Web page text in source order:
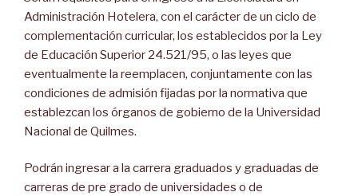
Administración Hotelera, con el carácter de un ciclo de
complementación curricular, los establecidos por la Ley
de Educación Superior 24.521/95, o las leyes que
eventualmente la reemplacen, conjuntamente con las
condiciones de admisión fijadas por la normativa que
establezcan los órganos de gobierno de la Universidad
Nacional de Quilmes.
Podrán ingresar a la carrera graduados y graduadas de
carreras de pre grado de universidades o de